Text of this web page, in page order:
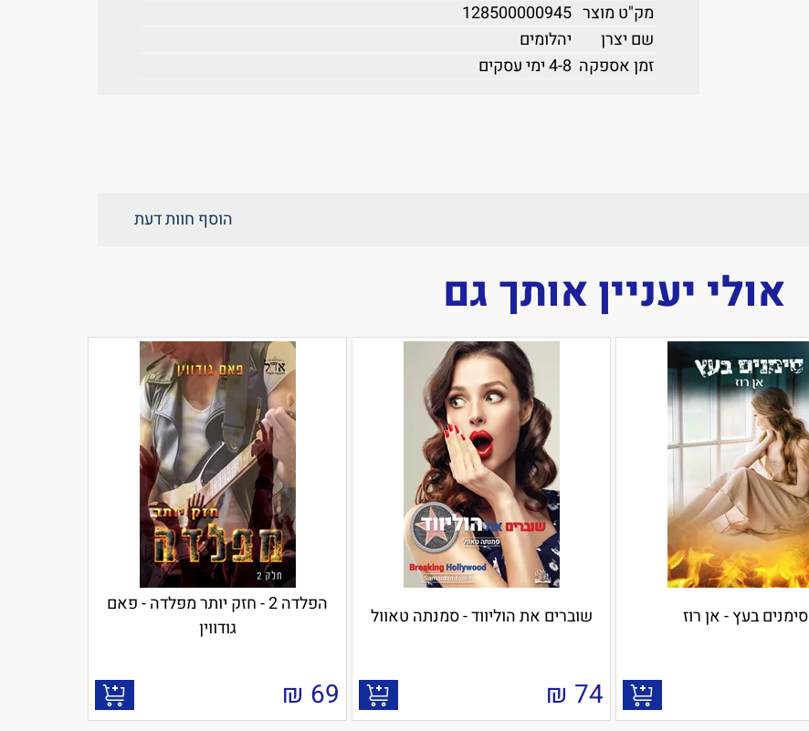
מק"ט מוצר 128500000945
שם יצרן
יהלומים
זמן אספקה 4-8 ימי עסקים
הוסף חוות דעת
אולי יעניין אותך גם
סימנים בעץ - אן רוז שוברים את הוליווד - סמנתה טאוול
74
₪
הפלדה 2 - חזק יותר מפלדה - פאם
גודווין
69
₪